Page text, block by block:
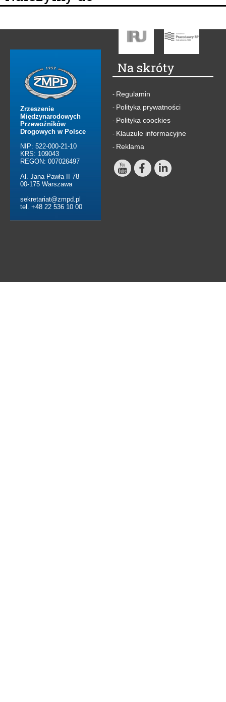
Zrzeszenie
Międzynarodowych
Przewoźników
Drogowych w Polsce
NIP: 522-000-21-10
KRS: 109043
REGON: 007026497
Al. Jana Pawła II 78
00-175 Warszawa
sekretariat@zmpd.pl
tel. +48 22 536 10 00
Na skróty
- Regulamin
- Polityka prywatności
- Polityka coockies
- Klauzule informacyjne
- Reklama